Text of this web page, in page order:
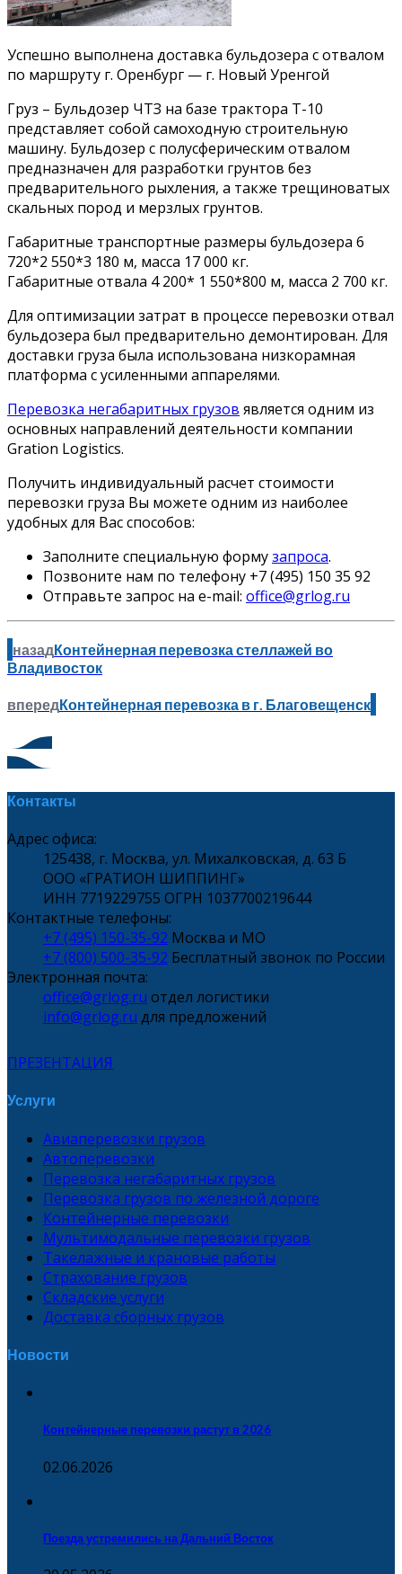
Успешно выполнена доставка бульдозера с отвалом
по маршруту г. Оренбург — г. Новый Уренгой
Груз – Бульдозер ЧТЗ на базе трактора Т-10
представляет собой самоходную строительную
машину. Бульдозер с полусферическим отвалом
предназначен для разработки грунтов без
предварительного рыхления, а также трещиноватых
скальных пород и мерзлых грунтов.
Габаритные транспортные размеры бульдозера 6
720*2 550*3 180 м, масса 17 000 кг.
Габаритные отвала 4 200* 1 550*800 м, масса 2 700 кг.
Для оптимизации затрат в процессе перевозки отвал
бульдозера был предварительно демонтирован. Для
доставки груза была использована низкорамная
платформа с усиленными аппарелями.
Перевозка негабаритных грузов является одним из
основных направлений деятельности компании
Gration Logistics.
Получить индивидуальный расчет стоимости
перевозки груза Вы можете одним из наиболее
удобных для Вас способов:
Заполните специальную формузапроса.
Позвоните нам по телефону +7 (495) 150 35 92
Отправьте запрос на e-mail: office@grlog.ru
назадКонтейнерная перевозка стеллажей во
Владивосток
впередКонтейнерная перевозка в г. Благовещенск
Контакты
Адрес офиса:
125438, г. Москва, ул. Михалковская, д. 63 Б
ООО «ГРАТИОН ШИППИНГ»
ИНН 7719229755 ОГРН 1037700219644
Контактные телефоны:
+7 (495) 150-35-92 Москва и МО
+7 (800) 500-35-92 Бесплатный звонок по России
Электронная почта:
office@grlog.ru отдел логистики
info@grlog.ru для предложений
ПРЕЗЕНТАЦИЯ
Услуги
Авиаперевозки грузов
Автоперевозки
Перевозка негабаритных грузов
Перевозка грузов по железной дороге
Контейнерные перевозки
Мультимодальные перевозки грузов
Такелажные и крановые работы
Страхование грузов
Складские услуги
Доставка сборных грузов
Новости
Контейнерные перевозки растут в 2026
02.06.2026
Поезда устремились на Дальний Восток